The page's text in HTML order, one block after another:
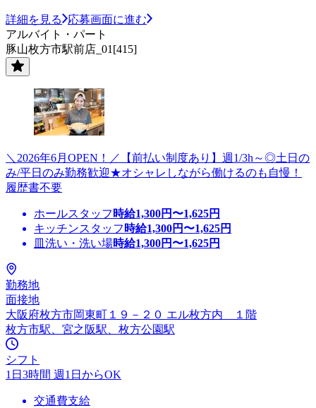
詳細を見る
応募画面に進む
アルバイト・パート
豚山枚方市駅前店_01[415]
＼2026年6月OPEN！／【前払い制度あり】週1/3h～◎土日の
み/平日のみ勤務歓迎★オシャレしながら働けるのも自慢！
履歴書不要
ホールスタッフ 時給1,300円〜1,625円
キッチンスタッフ 時給1,300円〜1,625円
皿洗い・洗い場時給1,300円〜1,625円
勤務地
面接地
大阪府枚方市岡東町１９－２０ エル枚方内 １階
枚方市駅、宮之阪駅、枚方公園駅
シフト
1日3時間 週1日からOK
交通費支給